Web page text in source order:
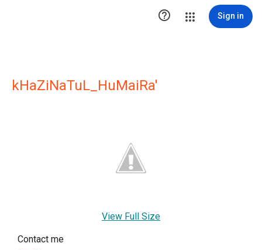
 Sign in
kHaZiNaTuL_HuMaiRa'
View Full Size
Contact me